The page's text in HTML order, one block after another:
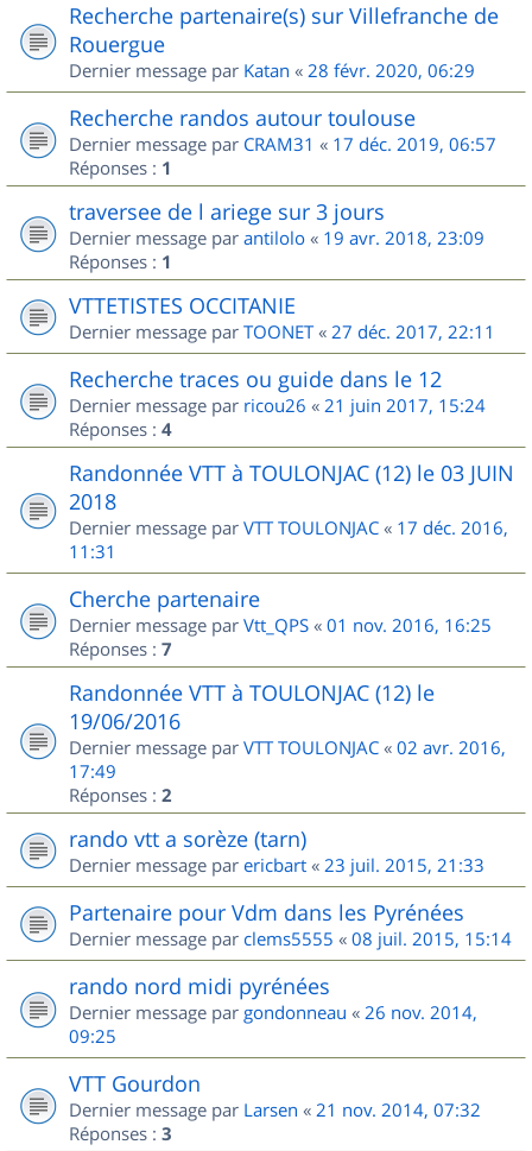
Recherche partenaire(s) sur Villefranche de
Rouergue
Dernier message par Katan « 28 févr. 2020, 06:29
Recherche randos autour toulouse
Dernier message par CRAM31 « 17 déc. 2019, 06:57
Réponses : 1
traversee de l ariege sur 3 jours
Dernier message par antilolo « 19 avr. 2018, 23:09
Réponses : 1
VTTETISTES OCCITANIE
Dernier message par TOONET« 27 déc. 2017, 22:11
Recherche traces ou guide dans le 12
Dernier message par ricou26 « 21 juin 2017, 15:24
Réponses : 4
Randonnée VTT à TOULONJAC (12) le 03 JUIN
2018
Dernier message par VTT TOULONJAC « 17 déc. 2016,
11:31
Cherche partenaire
Dernier message par Vtt_QPS « 01 nov. 2016, 16:25
Réponses : 7
Randonnée VTT à TOULONJAC (12) le
19/06/2016
Dernier message par VTT TOULONJAC « 02 avr. 2016,
17:49
Réponses : 2
rando vtt a sorèze (tarn)
Dernier message par ericbart « 23 juil. 2015, 21:33
Partenaire pour Vdm dans les Pyrénées
Dernier message par clems5555 « 08 juil. 2015, 15:14
rando nord midi pyrénées
Dernier message par gondonneau « 26 nov. 2014,
09:25
VTT Gourdon
Dernier message par Larsen « 21 nov. 2014, 07:32
Réponses : 3